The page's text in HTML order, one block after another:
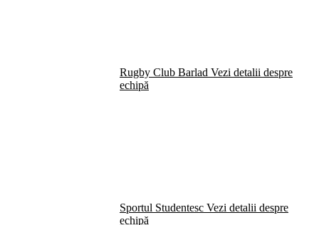
Rugby Club Barlad Vezi detalii despre
echipă
Sportul Studentesc Vezi detalii despre
echipă